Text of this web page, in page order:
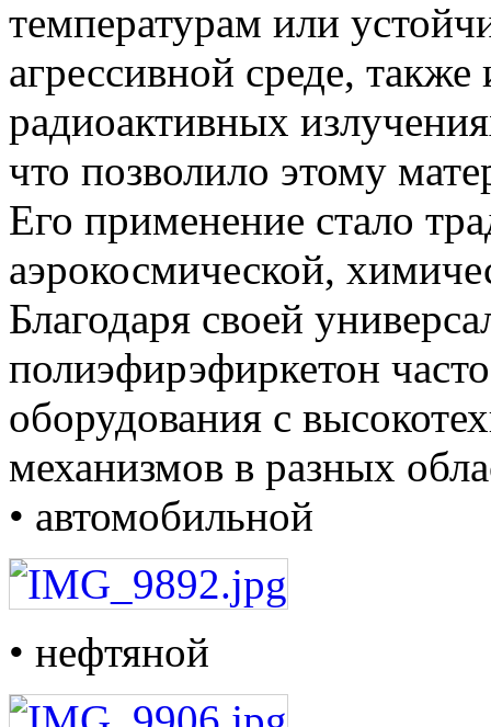
температурам или
агрессивной среде,
радиоактивных
что позволило этому
Его применение стало
аэрокосмической,
Благодаря своей
полиэфирэфиркетон
оборудования с
механизмов в разных
• автомобильной
• нефтяной